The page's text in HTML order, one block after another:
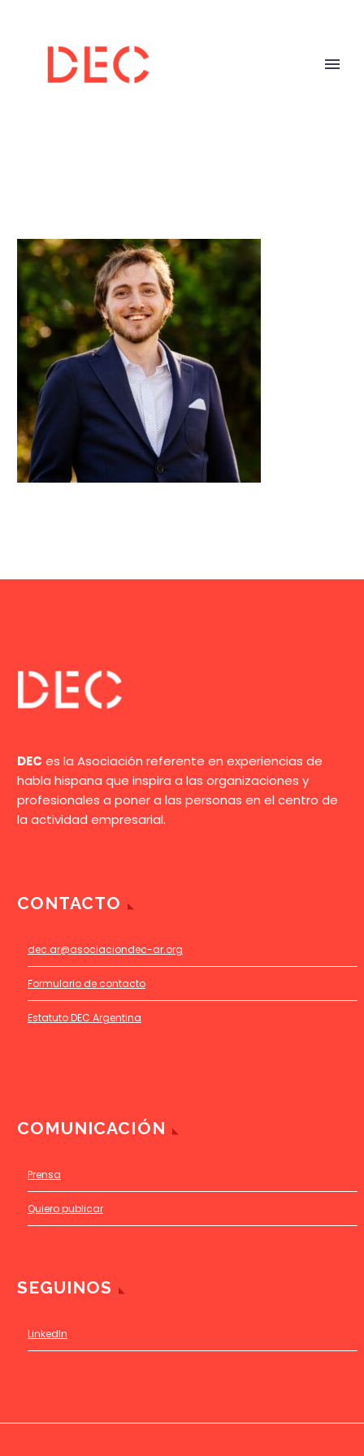
DEC es la Asociación referente en experiencias de
habla hispana que inspira a las organizaciones y
profesionales a poner a las personas en el centro de
la actividad empresarial.
CONTACTO
dec.ar@asociaciondec-ar.org
Formulario de contacto
Estatuto DEC Argentina
COMUNICACIÓN
Prensa
Quiero publicar
SEGUINOS
LinkedIn